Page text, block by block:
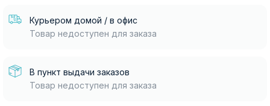
Курьером домой / в офис
Товар недоступен для заказа
В пункт выдачи заказов
Товар недоступен для заказа